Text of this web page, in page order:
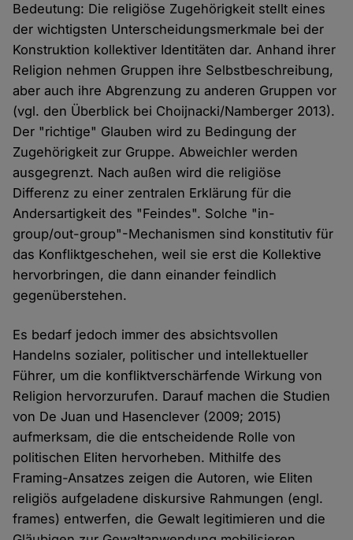
Bedeutung: Die religiöse Zugehörigkeit stellt eines
der wichtigsten Unterscheidungsmerkmale bei der
Konstruktion kollektiver Identitäten dar. Anhand ihrer
Religion nehmen Gruppen ihre Selbstbeschreibung,
aber auch ihre Abgrenzung zu anderen Gruppen vor
(vgl. den Überblick bei Choijnacki/Namberger 2013).
Der "richtige" Glauben wird zu Bedingung der
Zugehörigkeit zur Gruppe. Abweichler werden
ausgegrenzt. Nach außen wird die religiöse
Differenz zu einer zentralen Erklärung für die
Andersartigkeit des "Feindes". Solche "in-
group/out-group"-Mechanismen sind konstitutiv für
das Konfliktgeschehen, weil sie erst die Kollektive
hervorbringen, die dann einander feindlich
gegenüberstehen.
Es bedarf jedoch immer des absichtsvollen
Handelns sozialer, politischer und intellektueller
Führer, um die konfliktverschärfende Wirkung von
Religion hervorzurufen. Darauf machen die Studien
von De Juan und Hasenclever (2009; 2015)
aufmerksam, die die entscheidende Rolle von
politischen Eliten hervorheben. Mithilfe des
Framing-Ansatzes zeigen die Autoren, wie Eliten
religiös aufgeladene diskursive Rahmungen (engl.
frames) entwerfen, die Gewalt legitimieren und die